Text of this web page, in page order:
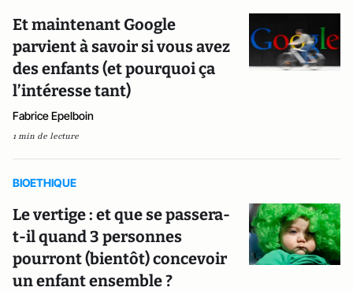
Et maintenant Google
parvient à savoir si vous avez
des enfants (et pourquoi ça
l’intéresse tant)
Fabrice Epelboin
1 min de lecture
BIOETHIQUE
Le vertige : et que se passera-
t-il quand 3 personnes
pourront (bientôt) concevoir
un enfant ensemble ?